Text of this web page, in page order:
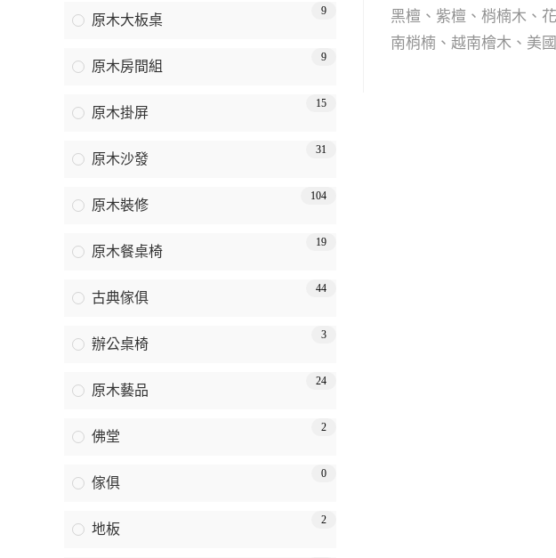
黑檀、紫檀、梢楠木、
南梢楠、越南檜木、美
原木大板桌
9
原木房間組
9
原木掛屏
15
原木沙發
31
原木裝修
104
原木餐桌椅
19
古典傢俱
44
辦公桌椅
3
原木藝品
24
佛堂
2
傢俱
0
地板
2